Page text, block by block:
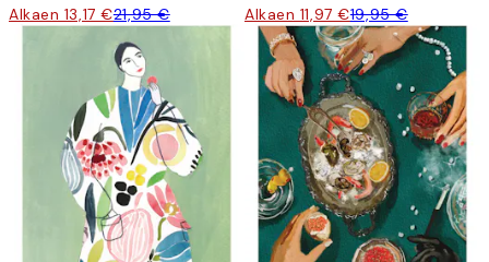
Alkaen 13,17 €21,95 € Alkaen 11,97 €19,95 €